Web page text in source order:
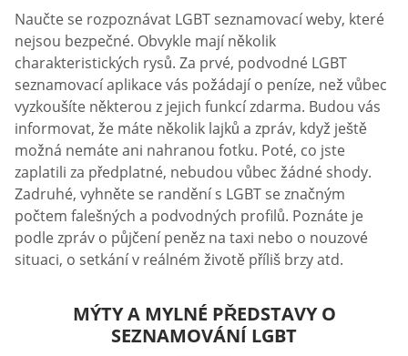
Naučte se rozpoznávat LGBT seznamovací weby, které
nejsou bezpečné. Obvykle mají několik
charakteristických rysů. Za prvé, podvodné LGBT
seznamovací aplikace vás požádají o peníze, než vůbec
vyzkoušíte některou z jejich funkcí zdarma. Budou vás
informovat, že máte několik lajků a zpráv, když ještě
možná nemáte ani nahranou fotku. Poté, co jste
zaplatili za předplatné, nebudou vůbec žádné shody.
Zadruhé, vyhněte se randění s LGBT se značným
počtem falešných a podvodných profilů. Poznáte je
podle zpráv o půjčení peněz na taxi nebo o nouzové
situaci, o setkání v reálném životě příliš brzy atd.
MÝTY A MYLNÉ PŘEDSTAVY O
SEZNAMOVÁNÍ LGBT